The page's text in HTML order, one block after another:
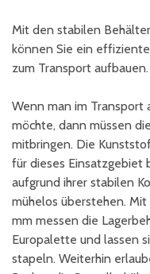
Mit den stabilen
können Sie ein
zum Transport aufbauen.
Wenn man im
möchte, dann müssen
mitbringen. Die
für dieses Einsatzgebiet
aufgrund ihrer stabilen
mühelos überstehen.
mm messen die
Europalette und lassen
stapeln. Weiterhin